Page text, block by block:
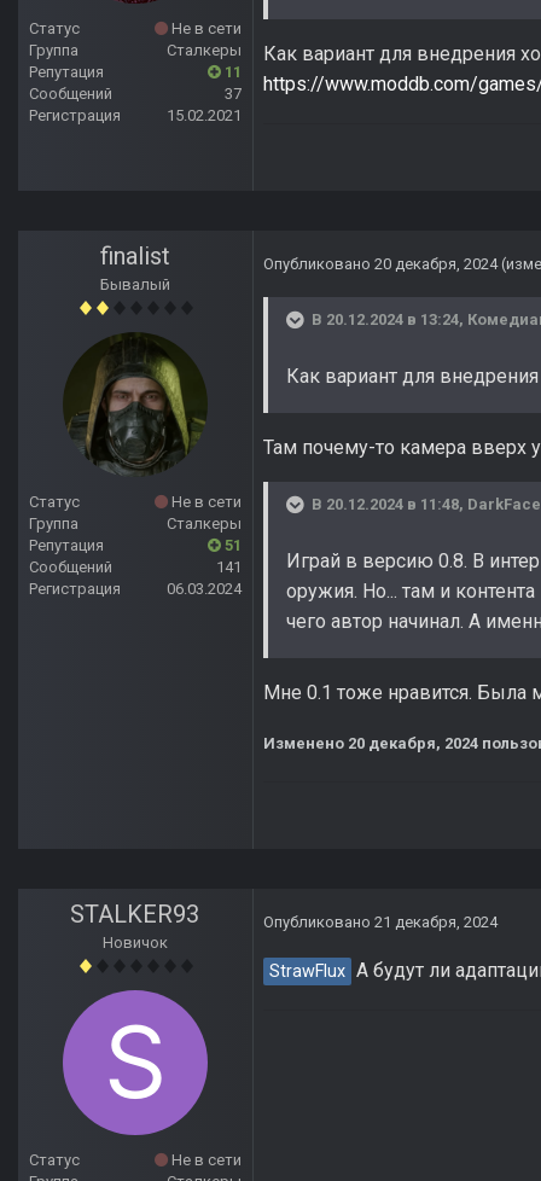
Статус
Не в сети
Группа
Сталкеры
Репутация
11
Сообщений
37
Регистрация
15.02.2021
Как вариант для внедрения
https://www.moddb.com/
finalist
Бывалый
Статус
Не в сети
Группа
Сталкеры
Репутация
51
Сообщений
141
Регистрация
06.03.2024
Опубликовано 20 декабря, 2024
В 20.12.2024 в 13:24,
Как вариант для
Там почему-то камера вверх
В 20.12.2024 в 11:48, DarkFace
Играй в версию 0.8. В
оружия. Но... там и
чего автор начинал. А
Мне 0.1 тоже нравится. Была
Изменено 20 декабря, 2024
STALKER93
Новичок
Статус
Не в сети
Опубликовано 21 декабря, 2024
StrawFlux А будут ли